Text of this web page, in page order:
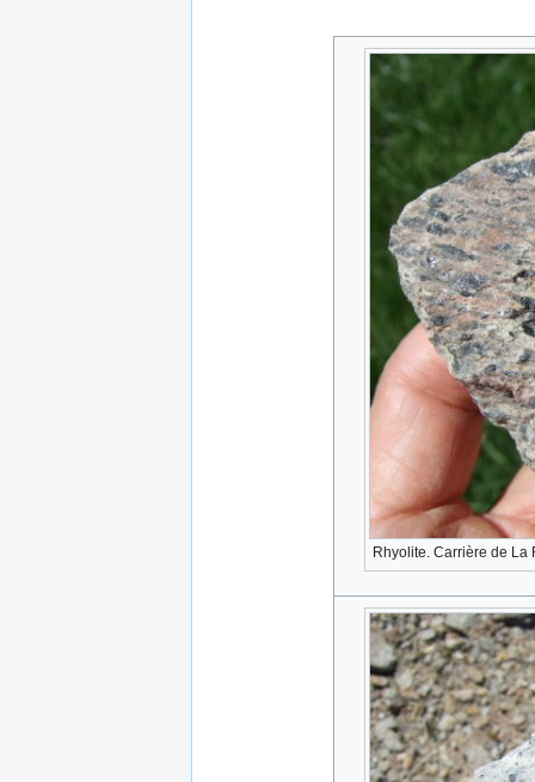
Rhyolite. Carrière de